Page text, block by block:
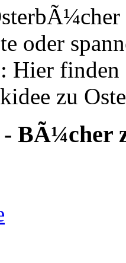
oder
Hier
zu
- BÃ¼cher